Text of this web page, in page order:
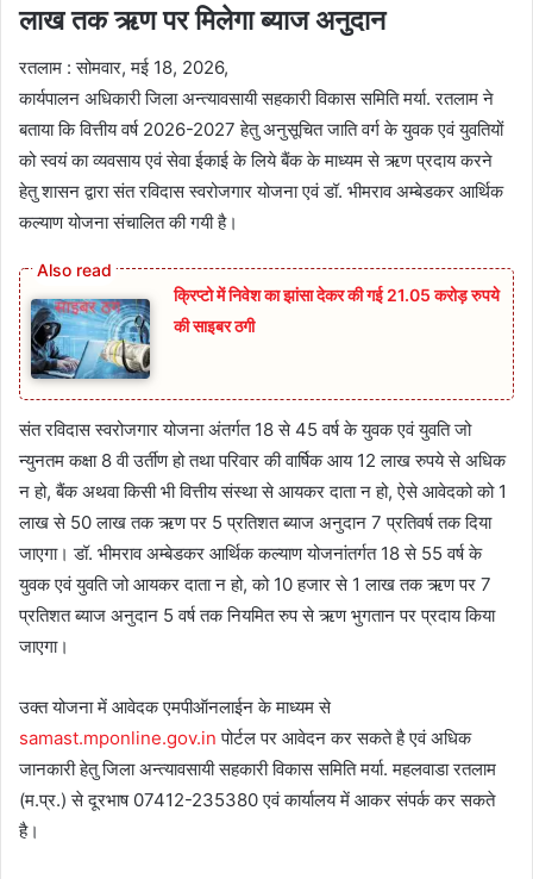
लाख तक ऋण पर मिलेगा ब्याज अनुदान
रतलाम : सोमवार, मई 18, 2026,
कार्यपालन अधिकारी जिला अन्त्यावसायी सहकारी विकास समिति मर्या. रतलाम ने
बताया कि वित्तीय वर्ष 2026-2027 हेतु अनुसूचित जाति वर्ग के युवक एवं युवतियों
को स्वयं का व्यवसाय एवं सेवा ईकाई के लिये बैंक के माध्यम से ऋण प्रदाय करने
हेतु शासन द्वारा संत रविदास स्वरोजगार योजना एवं डॉ. भीमराव अम्बेडकर आर्थिक
कल्याण योजना संचालित की गयी है।
क्रिप्टो में निवेश का झांसा देकर की गई 21.05 करोड़ रुपये
की साइबर ठगी
संत रविदास स्वरोजगार योजना अंतर्गत 18 से 45 वर्ष के युवक एवं युवति जो
न्युनतम कक्षा 8 वी उर्तीण हो तथा परिवार की वार्षिक आय 12 लाख रुपये से अधिक
न हो, बैंक अथवा किसी भी वित्तीय संस्था से आयकर दाता न हो, ऐसे आवेदको को 1
लाख से 50 लाख तक ऋण पर 5 प्रतिशत ब्याज अनुदान 7 प्रतिवर्ष तक दिया
जाएगा। डॉ. भीमराव अम्बेडकर आर्थिक कल्याण योजनांतर्गत 18 से 55 वर्ष के
युवक एवं युवति जो आयकर दाता न हो, को 10 हजार से 1 लाख तक ऋण पर 7
प्रतिशत ब्याज अनुदान 5 वर्ष तक नियमित रुप से ऋण भुगतान पर प्रदाय किया
जाएगा।
उक्त योजना में आवेदक एमपीऑनलाईन के माध्यम से
samast.mponline.gov.in पोर्टल पर आवेदन कर सकते है एवं अधिक
जानकारी हेतु जिला अन्त्यावसायी सहकारी विकास समिति मर्या. महलवाडा रतलाम
(म.प्र.) से दूरभाष 07412-235380 एवं कार्यालय में आकर संपर्क कर सकते
है।